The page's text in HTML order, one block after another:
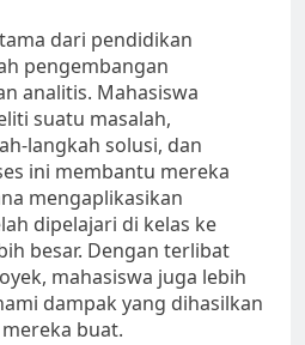
dari pendidikan
pengembangan
analitis. Mahasiswa
suatu masalah,
langkah solusi, dan
ini membantu mereka
mengaplikasikan
dipelajari di kelas ke
besar. Dengan terlibat
mahasiswa juga lebih
dampak yang dihasilkan
buat.